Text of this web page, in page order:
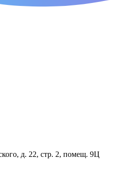
д. 22, стр. 2, помещ. 9Ц